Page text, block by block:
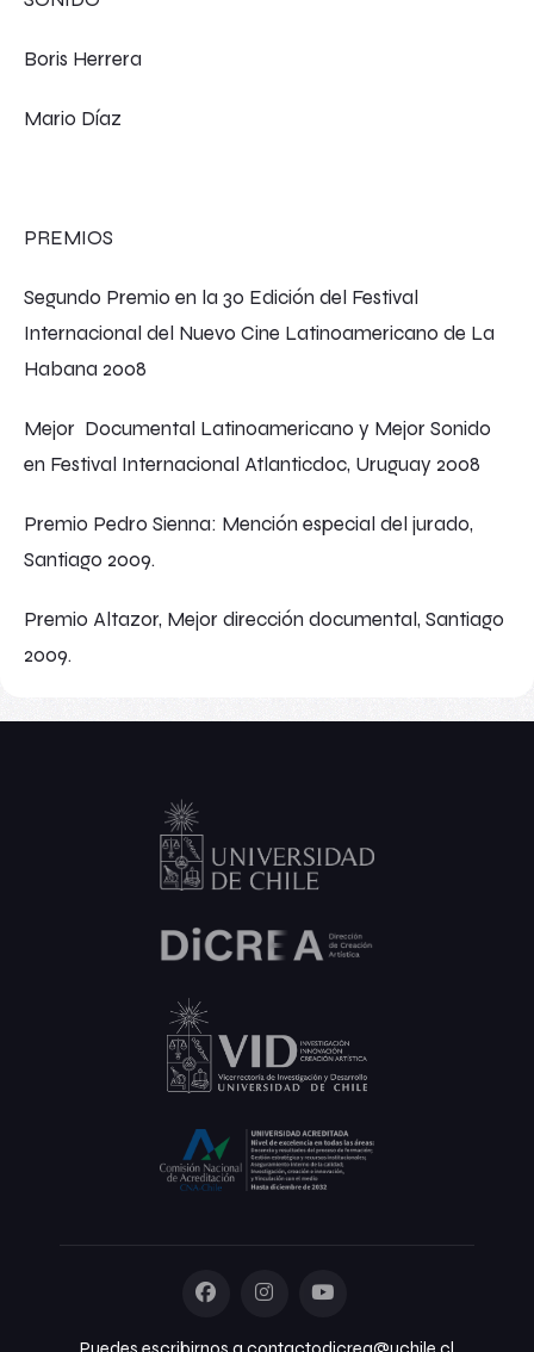
Boris Herrera
Mario Díaz
PREMIOS
Segundo Premio en la 30 Edición del Festival
Internacional del Nuevo Cine Latinoamericano de La
Habana 2008
Mejor Documental Latinoamericano y Mejor Sonido
en Festival Internacional Atlanticdoc, Uruguay 2008
Premio Pedro Sienna: Mención especial del jurado,
Santiago 2009.
Premio Altazor, Mejor dirección documental, Santiago
2009.